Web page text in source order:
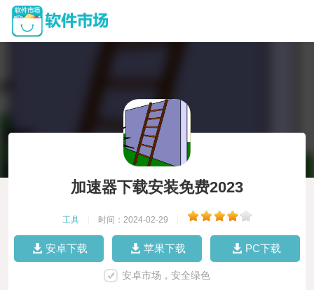
加速器下载安装免费2023
工具 时间：2024-02-29
安卓下载 苹果下载 PC下载
安卓市场，安全绿色